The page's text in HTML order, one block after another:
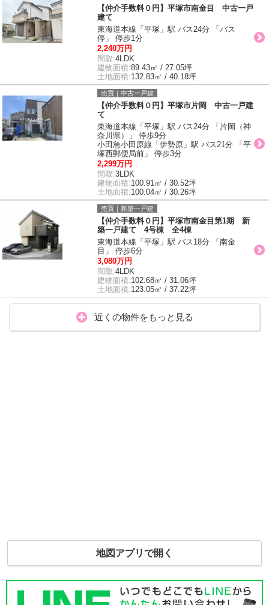
【仲介手数料０円】平塚市南金目 中古一戸
建て
東海道本線「平塚」駅 バス24分 「バス
停」 停歩1分
2,240万円
間取:4LDK
建物面積:89.43㎡ / 27.05坪
土地面積:132.83㎡ / 40.18坪
売買｜中古一戸建
【仲介手数料０円】平塚市片岡 中古一戸建
て
東海道本線「平塚」駅 バス24分 「片岡（神
奈川県）」 停歩9分
小田急小田原線「伊勢原」駅 バス21分 「平
塚西郵便局前」 停歩3分
2,299万円
間取:3LDK
建物面積:100.91㎡ / 30.52坪
土地面積:100.04㎡ / 30.26坪
売買｜新築一戸建
【仲介手数料０円】平塚市南金目第1期 新
築一戸建て 4号棟 全4棟
東海道本線「平塚」駅 バス18分 「南金
目」 停歩6分
3,080万円
間取:4LDK
建物面積:102.68㎡ / 31.06坪
土地面積:123.05㎡ / 37.22坪
近くの物件をもっと見る
地図アプリで開く